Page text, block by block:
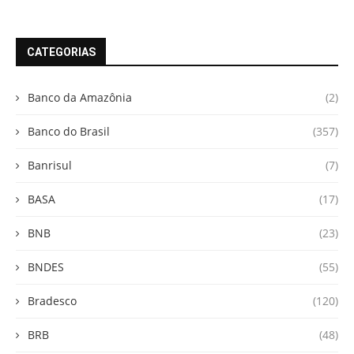
CATEGORIAS
Banco da Amazônia (2)
Banco do Brasil (357)
Banrisul (7)
BASA (17)
BNB (23)
BNDES (55)
Bradesco (120)
BRB (48)